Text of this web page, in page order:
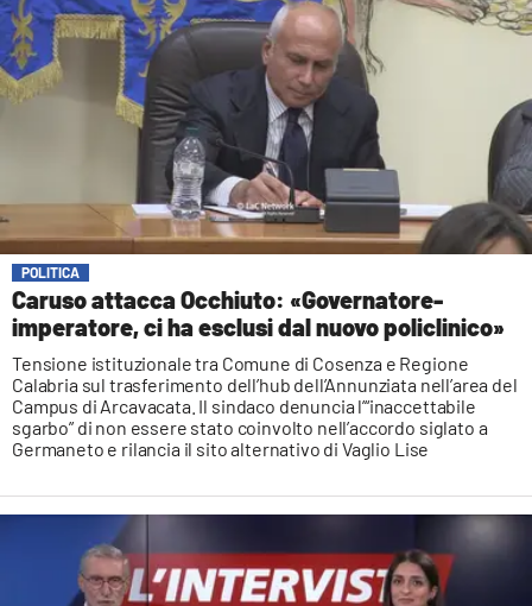
POLITICA
Caruso attacca Occhiuto: «Governatore-
imperatore, ci ha esclusi dal nuovo policlinico»
Tensione istituzionale tra Comune di Cosenza e Regione
Calabria sul trasferimento dell’hub dell’Annunziata nell’area del
Campus di Arcavacata. Il sindaco denuncia l’“inaccettabile
sgarbo” di non essere stato coinvolto nell’accordo siglato a
Germaneto e rilancia il sito alternativo di Vaglio Lise